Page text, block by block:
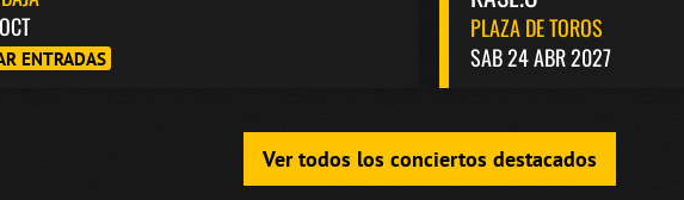
ENTRADAS
PLAZA DE TOROS
SAB 24 ABR 2027
Ver todos los conciertos destacados